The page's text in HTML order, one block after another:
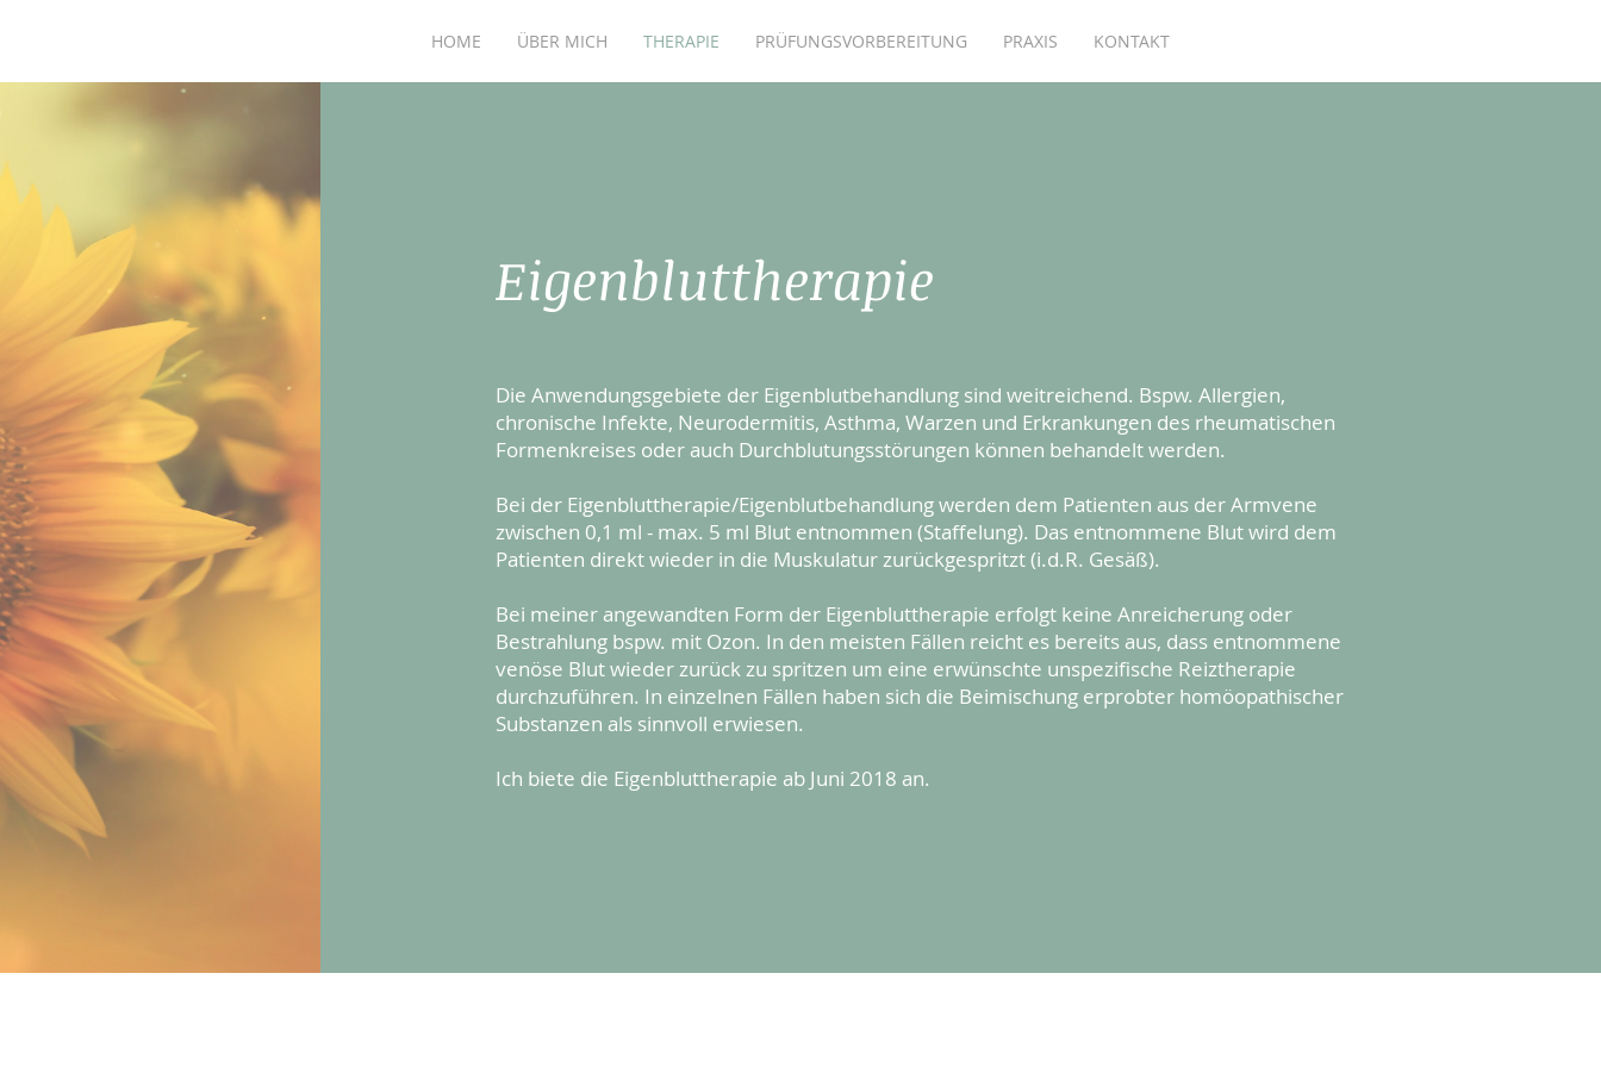
HOME ÜBER MICH THERAPIE PRÜFUNGSVORBEREITUNG PRAXIS KONTAKT
Eigenbluttherapie
Die Anwendungsgebiete der Eigenblutbehandlung sind weitreichend. Bspw. Allergien,
chronische Infekte, Neurodermitis, Asthma, Warzen und Erkrankungen des rheumatischen
Formenkreises oder auch Durchblutungsstörungen können behandelt werden.
Bei der Eigenbluttherapie/Eigenblutbehandlung werden dem Patienten aus der Armvene
zwischen 0,1 ml - max. 5 ml Blut entnommen (Staffelung). Das entnommene Blut wird dem
Patienten direkt wieder in die Muskulatur zurückgespritzt (i.d.R. Gesäß).
Bei meiner angewandten Form der Eigenbluttherapie erfolgt keine Anreicherung oder
Bestrahlung bspw. mit Ozon. In den meisten Fällen reicht es bereits aus, dass entnommene
venöse Blut wieder zurück zu spritzen um eine erwünschte unspezifische Reiztherapie
durchzuführen. In einzelnen Fällen haben sich die Beimischung erprobter homöopathischer
Substanzen als sinnvoll erwiesen.
Ich biete die Eigenbluttherapie ab Juni 2018 an.